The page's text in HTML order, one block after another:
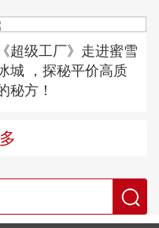
《超级工厂》走进蜜雪
城 ，探秘平价高质
秘方！